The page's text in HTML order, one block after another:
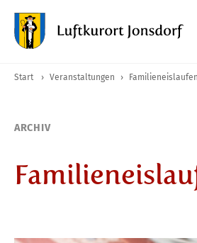
Start › Veranstaltungen › Familieneislaufen
ARCHIV